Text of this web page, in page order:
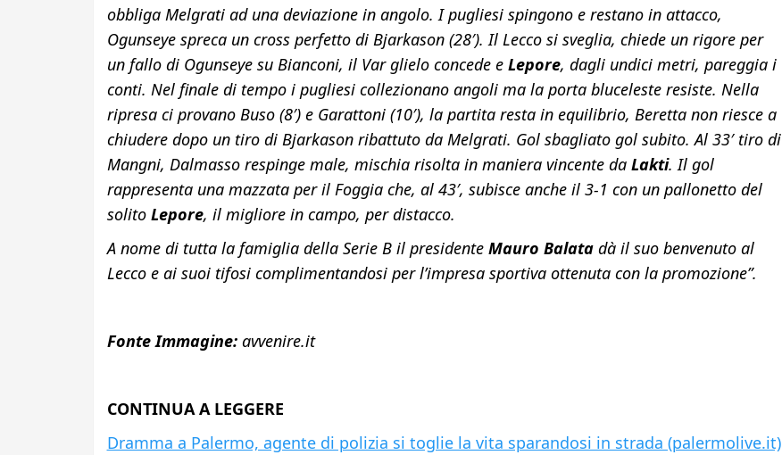
obbliga Melgrati ad una deviazione in angolo. I pugliesi spingono e restano in attacco,
Ogunseye spreca un cross perfetto di Bjarkason (28′). Il Lecco si sveglia, chiede un rigore per
un fallo di Ogunseye su Bianconi, il Var glielo concede e Lepore, dagli undici metri, pareggia i
conti. Nel finale di tempo i pugliesi collezionano angoli ma la porta bluceleste resiste. Nella
ripresa ci provano Buso (8′) e Garattoni (10′), la partita resta in equilibrio, Beretta non riesce a
chiudere dopo un tiro di Bjarkason ribattuto da Melgrati. Gol sbagliato gol subito. Al 33′ tiro di
Mangni, Dalmasso respinge male, mischia risolta in maniera vincente da Lakti. Il gol
rappresenta una mazzata per il Foggia che, al 43′, subisce anche il 3-1 con un pallonetto del
solito Lepore, il migliore in campo, per distacco.
A nome di tutta la famiglia della Serie B il presidente Mauro Balatadà il suo benvenuto al
Lecco e ai suoi tifosi complimentandosi per l’impresa sportiva ottenuta con la promozione”.
Fonte Immagine:avvenire.it
CONTINUA A LEGGERE
Dramma a Palermo, agente di polizia si toglie la vita sparandosi in strada (palermolive.it)